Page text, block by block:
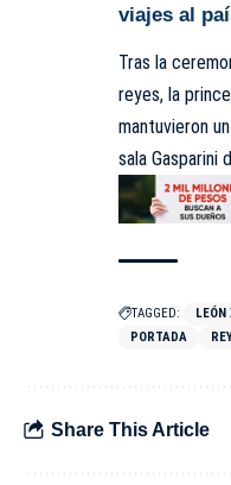
viajes al
Tras la
reyes, la
mantuvieron
sala Gasparini
TAGGED: LEÓN
PORTADA
Share This Article